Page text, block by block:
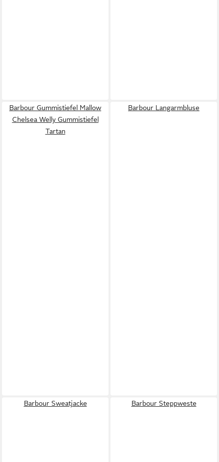
Barbour Gummistiefel Mallow
Chelsea Welly Gummistiefel
Tartan
Barbour Langarmbluse
Barbour Sweatjacke Barbour Steppweste